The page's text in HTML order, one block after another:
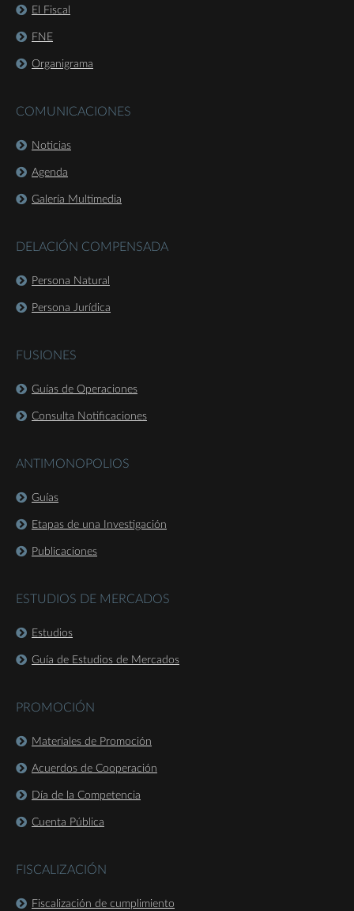
El Fiscal
FNE
Organigrama
COMUNICACIONES
Noticias
Agenda
Galería Multimedia
DELACIÓN COMPENSADA
Persona Natural
Persona Jurídica
FUSIONES
Guías de Operaciones
Consulta Notificaciones
ANTIMONOPOLIOS
Guías
Etapas de una Investigación
Publicaciones
ESTUDIOS DE MERCADOS
Estudios
Guía de Estudios de Mercados
PROMOCIÓN
Materiales de Promoción
Acuerdos de Cooperación
Día de la Competencia
Cuenta Pública
FISCALIZACIÓN
Fiscalización de cumplimiento